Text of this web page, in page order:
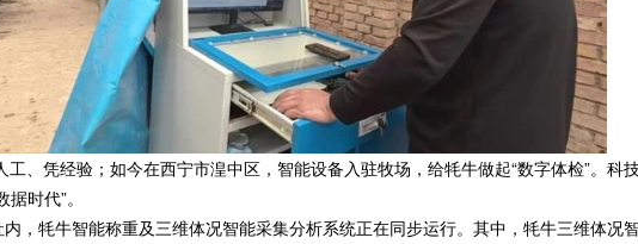
凭经验；如今在西宁市湟中区，智能设备入驻牧场，给牦牛做起“数字体检”。科
时代”。
牦牛智能称重及三维体况智能采集分析系统正在同步运行。其中，牦牛三维体况